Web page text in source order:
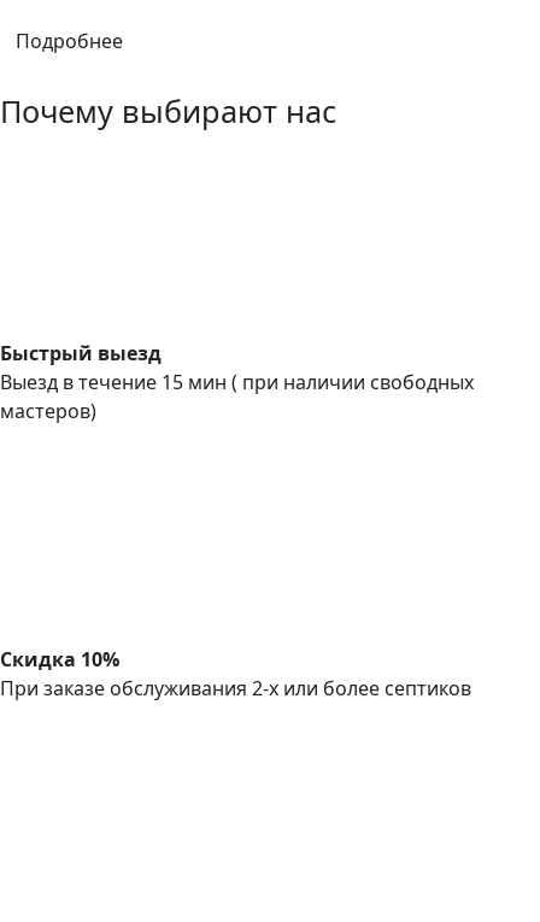
Подробнее
Почему выбирают нас
Быстрый выезд
Выезд в течение 15 мин ( при наличии свободных
мастеров)
Скидка 10%
При заказе обслуживания 2-х или более септиков